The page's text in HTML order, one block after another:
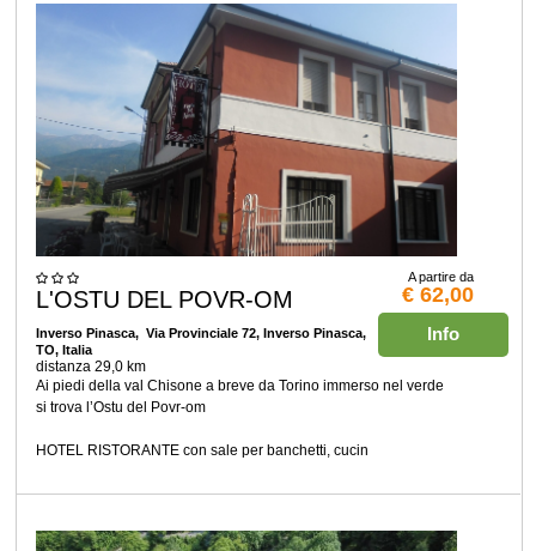
A partire da
€ 62,00
Info
L'OSTU DEL POVR-OM
Inverso Pinasca, Via Provinciale 72, Inverso Pinasca,
TO, Italia
distanza 29,0 km
Ai piedi della val Chisone a breve da Torino immerso nel verde
si trova l’Ostu del Povr-om
HOTEL RISTORANTE con sale per banchetti, cucin